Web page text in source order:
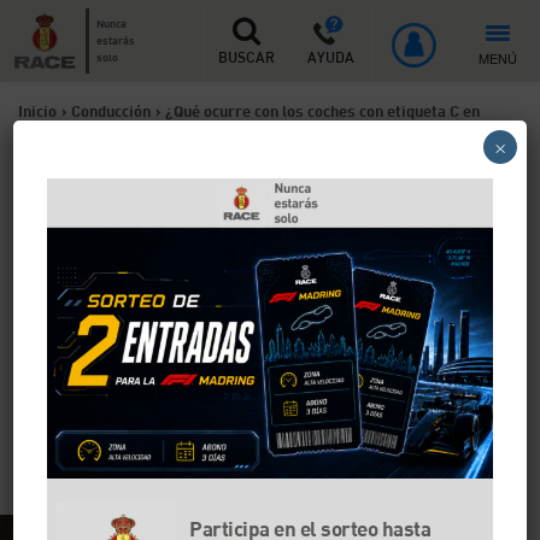
Nunca
estarás
solo
BUSCAR AYUDA MENÚ
Inicio > Conducción > ¿Qué ocurre con los coches con etiqueta C en
¿Qué ocurre con los coches
con etiqueta C en Bilbao en
2026?
La entrada en vigor de la Ley 7/2021 de Cambio
Climático obligó a los municipios con más de 50.000
habitantes, como Bilbao, a crear una zona de bajas
emisiones (ZBE). Te explicamos la normativa y cómo
afecta a los coches con etiqueta C en esta ciudad.
Participa en el sorteo hasta
×